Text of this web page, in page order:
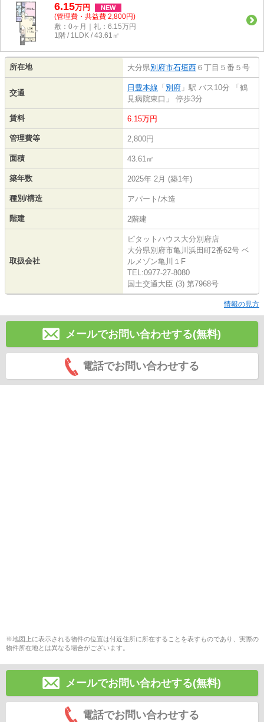
6.15万円 NEW
(管理費・共益費 2,800円)
敷：0ヶ月｜礼：6.15万円
1階 / 1LDK / 43.61㎡
所在地 大分県別府市石垣西 ６丁目５番５号
交通
日豊本線 「 別府 」駅 バス10分 「鶴
見病院東口」 停歩3分
賃料 6.15万円
管理費等 2,800円
面積 43.61㎡
築年数 2025年 2月 (築1年)
種別/構造 アパート/木造
階建 2階建
取扱会社
ピタットハウス大分別府店
大分県別府市亀川浜田町2番62号 ベ
ルメゾン亀川１F
TEL:0977-27-8080
国土交通大臣 (3) 第7968号
情報の見方
メールでお問い合わせする(無料)
電話でお問い合わせする
※地図上に表示される物件の位置は付近住所に所在することを表すものであり、実際の
物件所在地とは異なる場合がございます。
メールでお問い合わせする(無料)
電話でお問い合わせする